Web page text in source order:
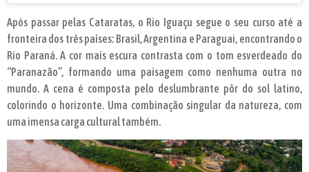
Após passar pelas Cataratas, o Rio Iguaçu segue o seu curso até a
fronteira dos três países: Brasil, Argentina e Paraguai, encontrando o
Rio Paraná. A cor mais escura contrasta com o tom esverdeado do
“Paranazão”, formando uma paisagem como nenhuma outra no
mundo. A cena é composta pelo deslumbrante pôr do sol latino,
colorindo o horizonte. Uma combinação singular da natureza, com
uma imensa carga cultural também.